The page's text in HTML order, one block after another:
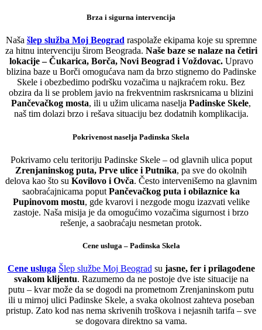
Brza i sigurna intervencija
Naša šlep služba Moj Beograd raspolaže ekipama koje su spremne
za hitnu intervenciju širom Beograda. Naše baze se nalaze na četiri
lokacije – Čukarica, Borča, Novi Beograd i Voždovac.Upravo
blizina baze u Borči omogućava nam da brzo stignemo do Padinske
Skele i obezbedimo podršku vozačima u najkraćem roku. Bez
obzira da li se problem javio na frekventnim raskrsnicama u blizini
Pančevačkog mosta, ili u užim ulicama naselja Padinske Skele,
naš tim dolazi brzo i rešava situaciju bez dodatnih komplikacija.
Pokrivenost naselja Padinska Skela
Pokrivamo celu teritoriju Padinske Skele – od glavnih ulica poput
Zrenjaninskog puta, Prve ulice i Putnika, pa sve do okolnih
delova kao što su Kovilovo i Ovča. Često intervenišemo na glavnim
saobraćajnicama poput Pančevačkog puta i obilaznice ka
Pupinovom mostu, gde kvarovi i nezgode mogu izazvati velike
zastoje. Naša misija je da omogućimo vozačima sigurnost i brzo
rešenje, a saobraćaju nesmetan protok.
Cene usluga – Padinska Skela
Cene usluga Šlep službe Moj Beograd su jasne, fer i prilagođene
svakom klijentu. Razumemo da ne postoje dve iste situacije na
putu – kvar može da se dogodi na prometnom Zrenjaninskom putu
ili u mirnoj ulici Padinske Skele, a svaka okolnost zahteva poseban
pristup. Zato kod nas nema skrivenih troškova i nejasnih tarifa – sve
se dogovara direktno sa vama.